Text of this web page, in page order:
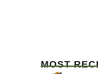
MOST